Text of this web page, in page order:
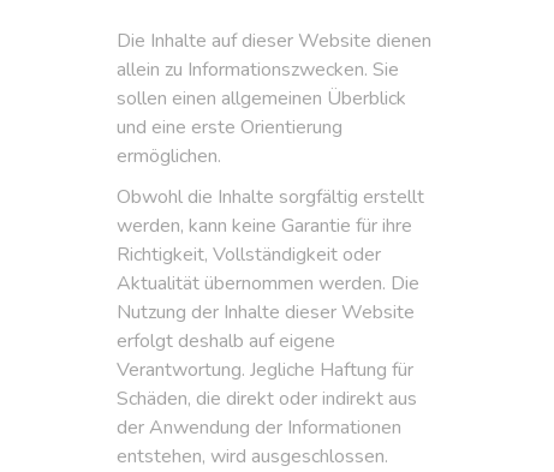
Die Inhalte auf dieser Website dienen
allein zu Informationszwecken. Sie
sollen einen allgemeinen Überblick
und eine erste Orientierung
ermöglichen.
Obwohl die Inhalte sorgfältig erstellt
werden, kann keine Garantie für ihre
Richtigkeit, Vollständigkeit oder
Aktualität übernommen werden. Die
Nutzung der Inhalte dieser Website
erfolgt deshalb auf eigene
Verantwortung. Jegliche Haftung für
Schäden, die direkt oder indirekt aus
der Anwendung der Informationen
entstehen, wird ausgeschlossen.